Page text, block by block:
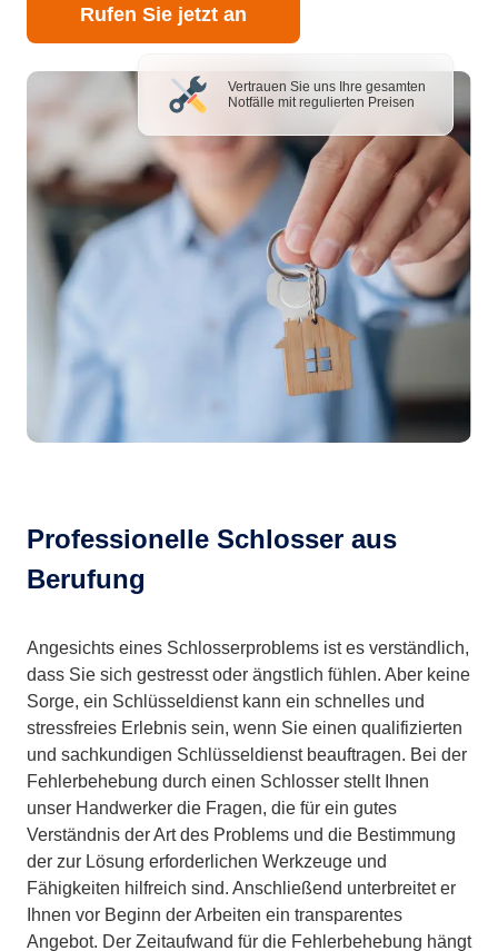
Rufen Sie jetzt an
Vertrauen Sie uns Ihre gesamten
Notfälle mit regulierten Preisen
Professionelle Schlosser aus
Berufung
Angesichts eines Schlosserproblems ist es verständlich,
dass Sie sich gestresst oder ängstlich fühlen. Aber keine
Sorge, ein Schlüsseldienst kann ein schnelles und
stressfreies Erlebnis sein, wenn Sie einen qualifizierten
und sachkundigen Schlüsseldienst beauftragen. Bei der
Fehlerbehebung durch einen Schlosser stellt Ihnen
unser Handwerker die Fragen, die für ein gutes
Verständnis der Art des Problems und die Bestimmung
der zur Lösung erforderlichen Werkzeuge und
Fähigkeiten hilfreich sind. Anschließend unterbreitet er
Ihnen vor Beginn der Arbeiten ein transparentes
Angebot. Der Zeitaufwand für die Fehlerbehebung hängt